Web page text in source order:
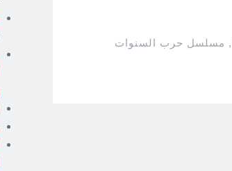
, مسلسل حرب السنوات